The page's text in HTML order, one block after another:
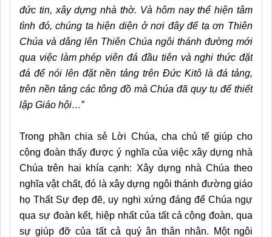
đức tin, xây dựng nhà thờ. Và hôm nay thể hiện tâm
tình đó, chúng ta hiện diện ở nơi đây để tạ ơn Thiên
Chúa và dâng lên Thiên Chúa ngôi thánh đường mới
qua việc làm phép viên đá đầu tiên và nghi thức đặt
đá để nói lên đặt nền tảng trên Đức Kitô là đá tảng,
trên nền tảng các tông đồ mà Chúa đã quy tụ để thiết
lập Giáo hội…”
Trong phần chia sẻ Lời Chúa, cha chủ tế giúp cho
cộng đoàn thấy được ý nghĩa của việc xây dựng nhà
Chúa trên hai khía cạnh: Xây dựng nhà Chúa theo
nghĩa vật chất, đó là xây dựng ngôi thánh đường giáo
họ Thất Sự đẹp đẽ, uy nghi xứng đáng để Chúa ngự
qua sự đoàn kết, hiệp nhất của tất cả cộng đoàn, qua
sự giúp đỡ của tất cả quý ân thân nhân. Một ngôi